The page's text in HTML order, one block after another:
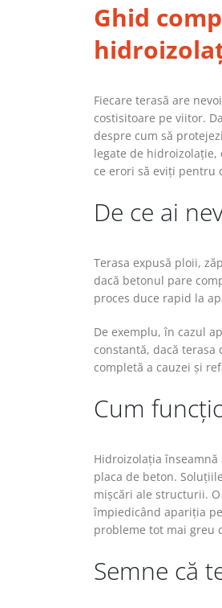
Ghid
Fiecare terasă are
costisitoare pe viitor.
despre cum să
legate de
ce erori să eviți pentru
De ce ai
Terasa expusă ploii,
dacă betonul pare
proces duce rapid la
De exemplu, în cazul
constantă, dacă
completă a cauzei și
Cum
Hidroizolația
placa de beton.
mișcări ale structurii.
împiedicând apariția
probleme tot mai greu
Semne că